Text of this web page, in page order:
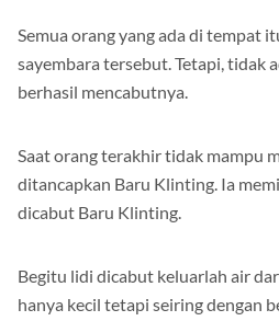
Semua orang yang ada di tempat
sayembara tersebut. Tetapi, tidak
berhasil mencabutnya.
Saat orang terakhir tidak mampu
ditancapkan Baru Klinting. Ia
dicabut Baru Klinting.
Begitu lidi dicabut keluarlah air
hanya kecil tetapi seiring dengan